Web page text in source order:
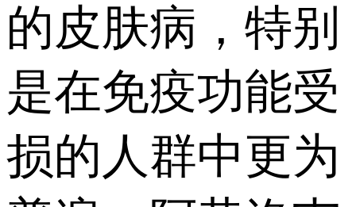
的皮肤病，特别
是在免疫功能受
损的人群中更为